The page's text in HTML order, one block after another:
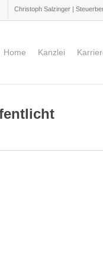
Christoph Salzinger |
Home Kanzlei